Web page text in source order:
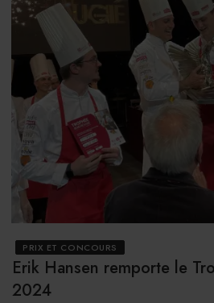
PRIX ET CONCOURS
Erik Hansen remporte le
2024